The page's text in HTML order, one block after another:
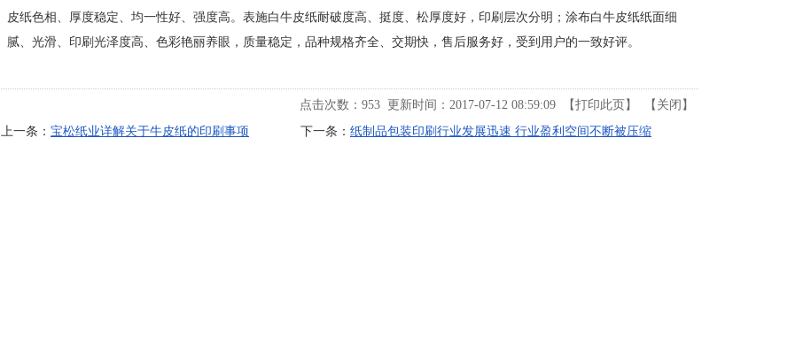
皮纸色相、厚度稳定、均一性好、强度高。表施白牛皮纸耐破度高、挺度、松厚度好，印刷层次分明；涂布白牛皮纸纸面细
腻、光滑、印刷光泽度高、色彩艳丽养眼，质量稳定，品种规格齐全、交期快，售后服务好，受到用户的一致好评。
点击次数： 953 更新时间：2017-07-12 08:59:09 【打印此页 】 【 关闭 】
上一条： 宝松纸业详解关于牛皮纸的印刷事项 下一条： 纸制品包装印刷行业发展迅速 行业盈利空间不断被压缩